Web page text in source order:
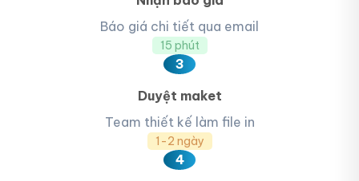
Báo giá chi tiết qua email
15 phút
3
Duyệt maket
Team thiết kế làm file in
1-2 ngày
4